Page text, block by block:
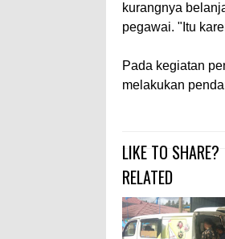
kurangnya
pegawai. "Itu
Pada kegiatan
melakukan
LIKE TO SHARE?
RELATED